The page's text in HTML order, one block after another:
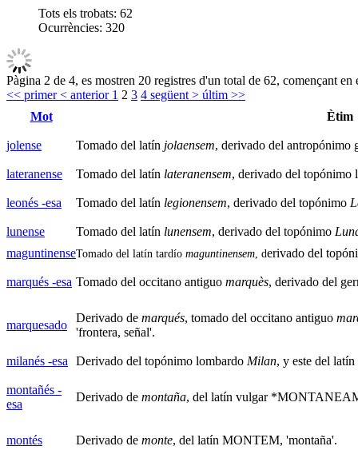
Tots els trobats: 62
Ocurrències: 320
Pàgina 2 de 4, es mostren 20 registres d'un total de 62, començant
<< primer< anterior 1 2 3 4 següent > últim >>
Mot
Ètim
jolense Tomado del latín jolaensem, derivado del antropónimo
lateranense Tomado del latín lateranensem, derivado del topónimo
leonés -esa Tomado del latín legionensem, derivado del topónimo
lunense Tomado del latín lunensem, derivado del topónimo
maguntinenseTomado del latín tardío maguntinensem, derivado del
marqués -esa Tomado del occitano antiguo marquès, derivado del
marquesado
Derivado de marqués, tomado del occitano antiguo
'frontera, señal'.
milanés -esa Derivado del topónimo lombardo Milan, y este del latín
montañés -
esa
Derivado de montaña, del latín vulgar
montés Derivado de monte, del latín MONTEM, 'montaña'.